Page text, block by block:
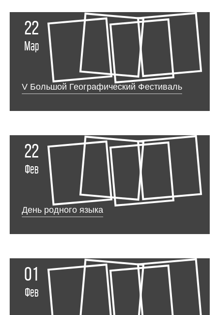
22
Мар
V Большой Географический Фестиваль
22
Фев
День родного языка
01
Фев